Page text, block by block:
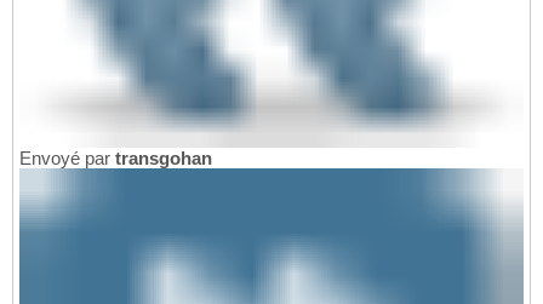
Envoyé par transgohan